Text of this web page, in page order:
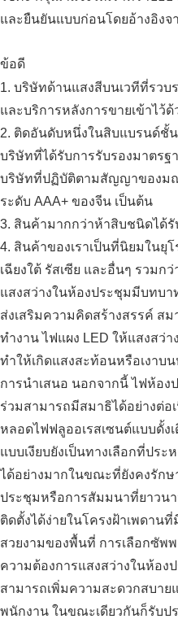
และยืนยันแบบก่อนโดยอ้างอิงจ
ข้อดี
1. บริษัทด้านแสงสีบนเวทีที่รวบ
และบริการหลังการขายเข้าไว้
2. ติดอันดับหนึ่งในสิบแบรนด์ชั้
บริษัทที่ได้รับการรับรองมาตร
บริษัทที่ปฏิบัติตามสัญญาของม
ระดับ AAA+ ของจีน เป็นต้น
3. สินค้ามากกว่าห้าสิบชนิดได้รั
4. สินค้าของเราเป็นที่นิยมในยุ
เฉียงใต้ รัสเซีย และอื่นๆ รวมก
แสงสว่างในห้องประชุมมีบทบ
ส่งเสริมความคิดสร้างสรรค์ ส
ทำงาน ไฟแผง LED ให้แสงสว่
ทำให้เกิดแสงสะท้อนหรือเงาบ
การนำเสนอ นอกจากนี้ ไฟห้อง
ร่วมสามารถมีสมาธิได้อย่างต่อ
หลอดไฟฟลูออเรสเซนต์แบบดั้ง
แบบเงียบยังเป็นทางเลือกที่ปร
ได้อย่างมากในขณะที่ยังคงรัก
ประชุมหรือการสัมมนาที่ยาวน
ติดตั้งได้ง่ายในโครงฝ้าเพดาน
สวยงามของพื้นที่ การเลือกซัพ
ความต้องการแสงสว่างในห้อง
สามารถเพิ่มความสะดวกสบา
พนักงาน ในขณะเดียวกันก็รับป